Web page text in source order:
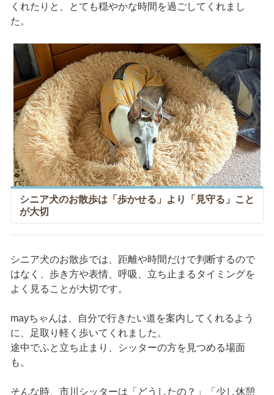
くれたりと、とても穏やかな時間を過ごしてくれまし
た。
シニア犬のお散歩は「歩かせる」より「見守る」こと
が大切
シニア犬のお散歩では、距離や時間だけで判断するので
はなく、歩き方や表情、呼吸、立ち止まるタイミングを
よく見ることが大切です。
mayちゃんは、自分で行きたい道を案内してくれるよう
に、足取り軽く歩いてくれました。
途中でふと立ち止まり、シッターの方を見つめる場面
も。
そんな時、市川シッターは「どうしたの？」「少し休憩